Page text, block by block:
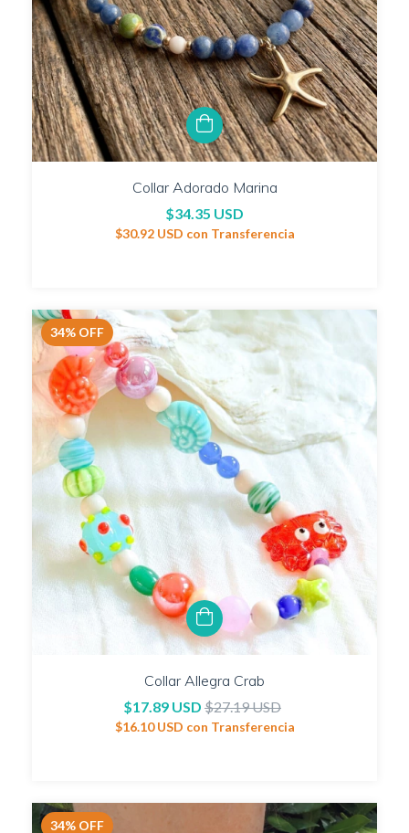
Collar Adorado Marina
$34.35 USD
$30.92 USD con Transferencia
34% OFF
Collar Allegra Crab
$17.89 USD $27.19 USD
$16.10 USD con Transferencia
34% OFF